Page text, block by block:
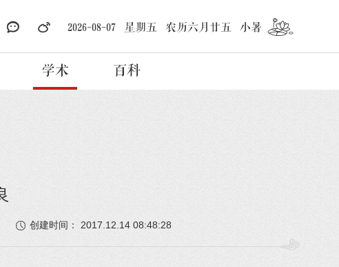
2026-08-07 星期五 农历六月廿五 小暑
学术 百科
创建时间： 2017.12.14 08:48:28